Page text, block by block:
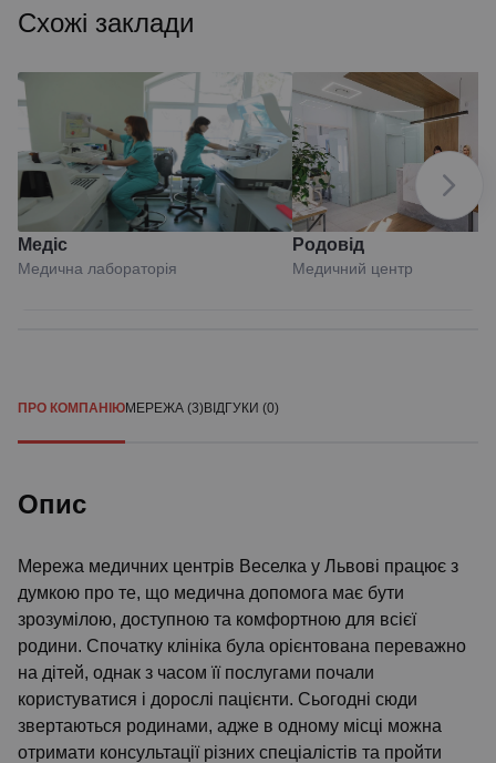
Схожі заклади
Медіс
Медична лабораторія
Родовід
Медичний центр
ПРО КОМПАНІЮМЕРЕЖА (3)ВІДГУКИ (0)
Опис
Мережа медичних центрів Веселка у Львові працює з
думкою про те, що медична допомога має бути
зрозумілою, доступною та комфортною для всієї
родини. Спочатку клініка була орієнтована переважно
на дітей, однак з часом її послугами почали
користуватися і дорослі пацієнти. Сьогодні сюди
звертаються родинами, адже в одному місці можна
отримати консультації різних спеціалістів та пройти